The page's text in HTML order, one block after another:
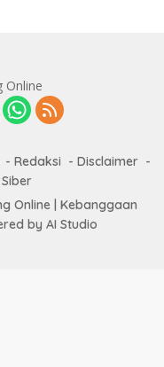
Redaksi
Disclaimer
Online | Kebanggaan
by AI Studio